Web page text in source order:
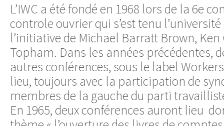
L’IWC a été fondé en 1968 lors de la 6e
controle ouvrier qui s’est tenu
l’initiative de Michael Barratt Brown, Ken
Topham. Dans les années précédentes,
autres conférences, sous le label
lieu, toujours avec la participation de
membres de la gauche du parti
En 1965, deux conférences auront lieu